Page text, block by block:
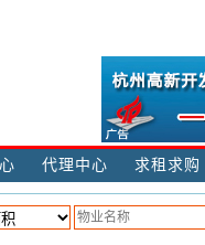
代理中心 求租求购